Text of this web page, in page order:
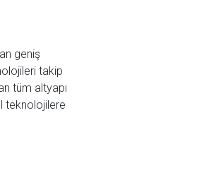
geniş
takip
tüm altyapı
teknolojilere